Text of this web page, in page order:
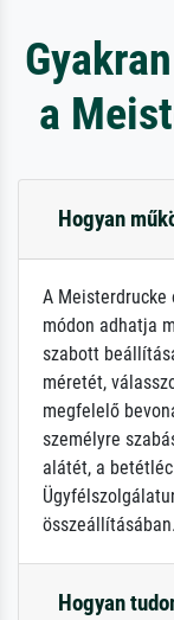
a
Hogyan
A Meisterdrucke
módon adhatja
szabott
méretét,
megfelelő
személyre
alátét, a
összeállításában.
Hogyan